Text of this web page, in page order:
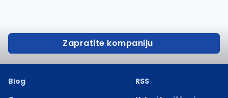
Zapratite kompaniju
Blog
RSS